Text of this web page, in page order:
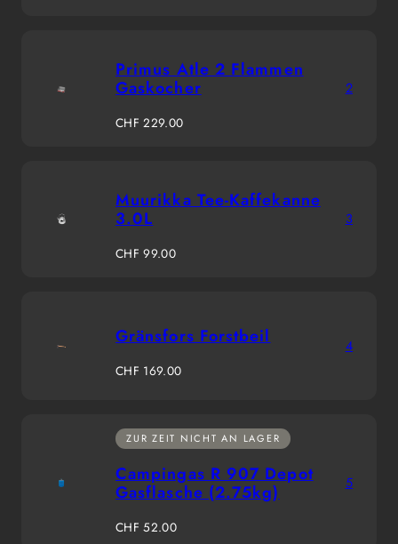
Primus Atle 2 Flammen
Gaskocher
Regulärer
CHF 229.00
2
Muurikka Tee-Kaffekanne
3.0L
Regulärer
CHF 99.00
3
Gränsfors Forstbeil
Regulärer
CHF 169.00
4
ZUR ZEIT NICHT AN LAGER
Campingas R 907 Depot
Gasflasche (2.75kg)
Regulärer
CHF 52.00
5